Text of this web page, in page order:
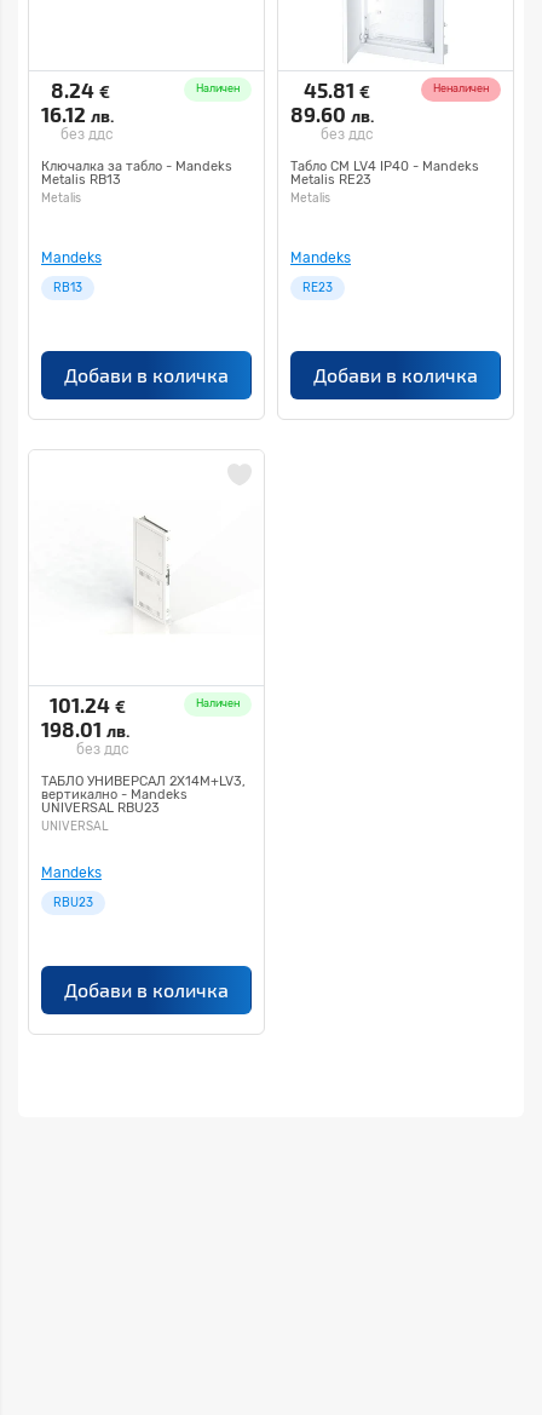
8.24 €
16.12 лв.
без ддс
Наличен
Ключалка за табло - Mandeks
Metalis RB13
Metalis
Mandeks
RB13
Добави в количка
45.81 €
89.60 лв.
без ддс
Неналичен
Табло СМ LV4 IP40 - Mandeks
Metalis RE23
Metalis
Mandeks
RE23
Добави в количка
101.24 €
198.01 лв.
без ддс
Наличен
ТАБЛО УНИВЕРСАЛ 2Х14М+LV3,
вертикално - Mandeks
UNIVERSAL RBU23
UNIVERSAL
Mandeks
RBU23
Добави в количка